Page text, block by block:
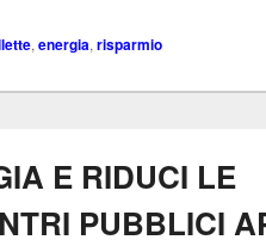
, energia, risparmio
E RIDUCI LE
PUBBLICI